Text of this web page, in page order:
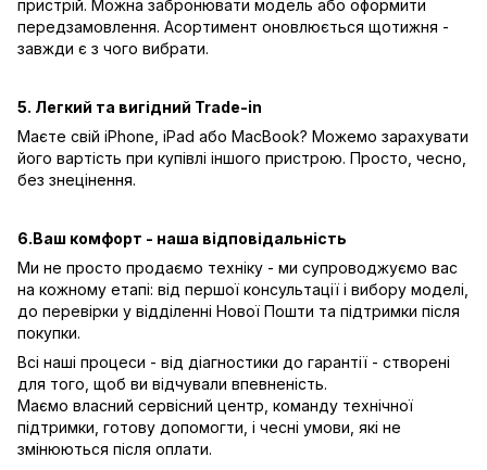
пристрій. Можна забронювати модель або оформити
передзамовлення. Асортимент оновлюється щотижня -
завжди є з чого вибрати.
5. Легкий та вигідний Trade-in
Маєте свій iPhone, iPad або MacBook? Можемо зарахувати
його вартість при купівлі іншого пристрою. Просто, чесно,
без знецінення.
6.Ваш комфорт - наша відповідальність
Ми не просто продаємо техніку - ми супроводжуємо вас
на кожному етапі: від першої консультації і вибору моделі,
до перевірки у відділенні Нової Пошти та підтримки після
покупки.
Всі наші процеси - від діагностики до гарантії - створені
для того, щоб ви відчували впевненість.
Маємо власний сервісний центр, команду технічної
підтримки, готову допомогти, і чесні умови, які не
змінюються після оплати.